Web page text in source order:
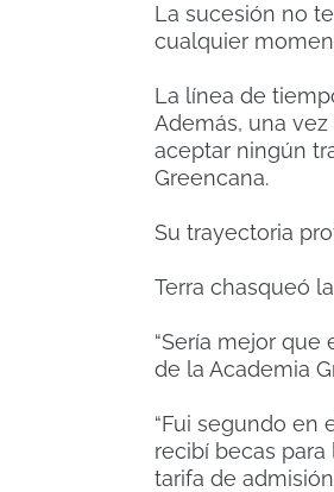
La sucesión no
cualquier
La línea de
Además, una
aceptar ningún
Greencana.
Su trayectoria
Terra chasqueó
“Sería mejor que
de la Academia
“Fui segundo en
recibí becas
tarifa de